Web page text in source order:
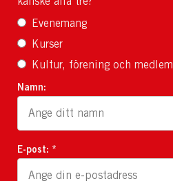
Evenemang
Kurser
Kultur, förening och medlem
Namn:
E-post: *